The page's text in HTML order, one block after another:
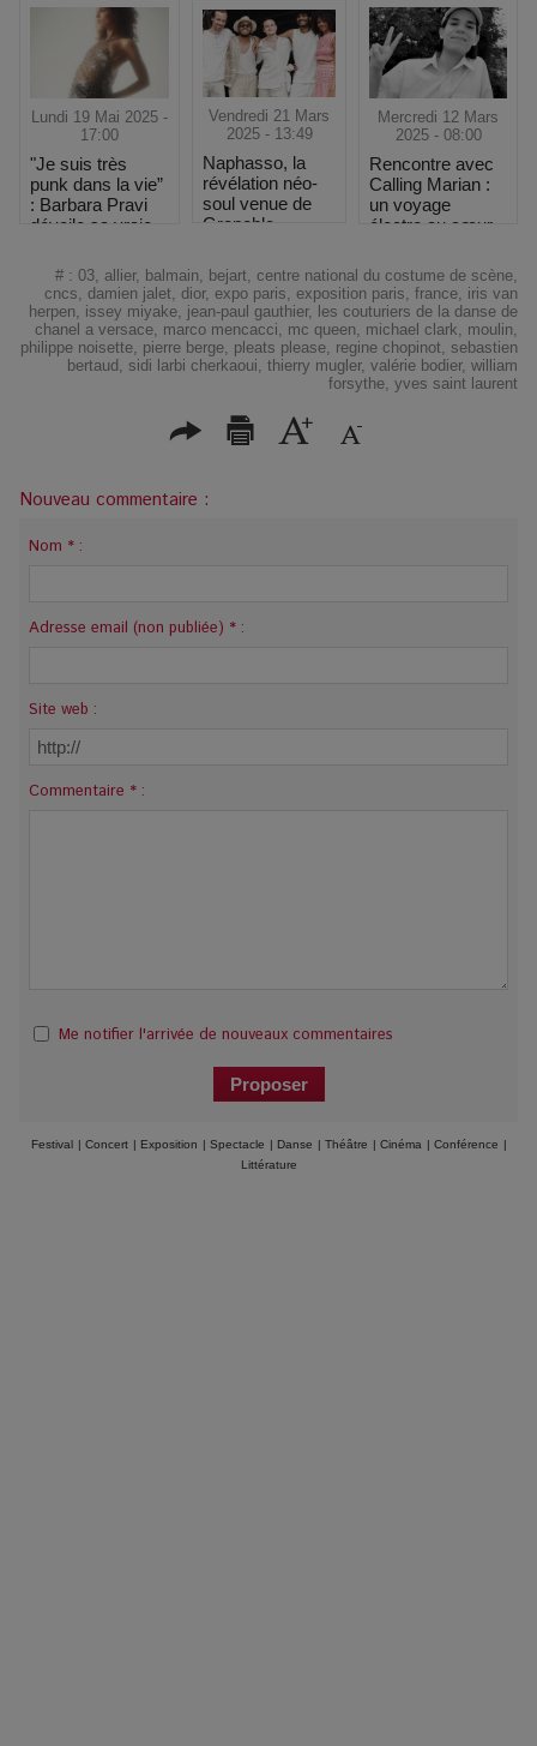
Lundi 19 Mai 2025 -
17:00
"Je suis très
punk dans la vie”
: Barbara Pravi
dévoile sa vraie
Printemps de
Bourges
Vendredi 21 Mars
2025 - 13:49
Naphasso, la
révélation néo-
soul venue de
Grenoble
Mercredi 12 Mars
2025 - 08:00
Rencontre avec
Calling Marian :
un voyage
électro au cœur
# : 03 allier, balmain bejart centre national du costume de scène
cncs damien jalet dior, expo paris exposition paris france iris van
herpen issey miyake jean-paul gauthier,
les couturiers de la danse de
chanel a versace marco mencacci mc queen michael clark moulin
philippe noisette pierre berge pleats please regine chopinot sebastien
bertaud
sidi larbi cherkaoui thierry mugler, valérie bodier, william
forsythe yves saint laurent
Nouveau commentaire :
Nom * :
Adresse email (non publiée) * :
Site web :
Commentaire * :
Me notifier l'arrivée de nouveaux commentaires
Festival | Concert | Exposition | Spectacle | Danse | Théâtre | Cinéma | Conférence |
Littérature